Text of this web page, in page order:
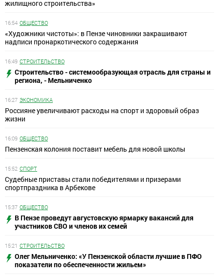
жилищного строительства»
16:54 ОБЩЕСТВО
«Художники чистоты»: в Пензе чиновники закрашивают
надписи пронаркотического содержания
16:49 СТРОИТЕЛЬСТВО
Строительство - системообразующая отрасль для страны и
региона, - Мельниченко
16:27 ЭКОНОМИКА
Россияне увеличивают расходы на спорт и здоровый образ
жизни
16:09 ОБЩЕСТВО
Пензенская колония поставит мебель для новой школы
15:52 СПОРТ
Судебные приставы стали победителями и призерами
спортпраздника в Арбекове
15:37 ОБЩЕСТВО
В Пензе проведут августовскую ярмарку вакансий для
участников СВО и членов их семей
15:21 СТРОИТЕЛЬСТВО
Олег Мельниченко: «У Пензенской области лучшие в ПФО
показатели по обеспеченности жильем»